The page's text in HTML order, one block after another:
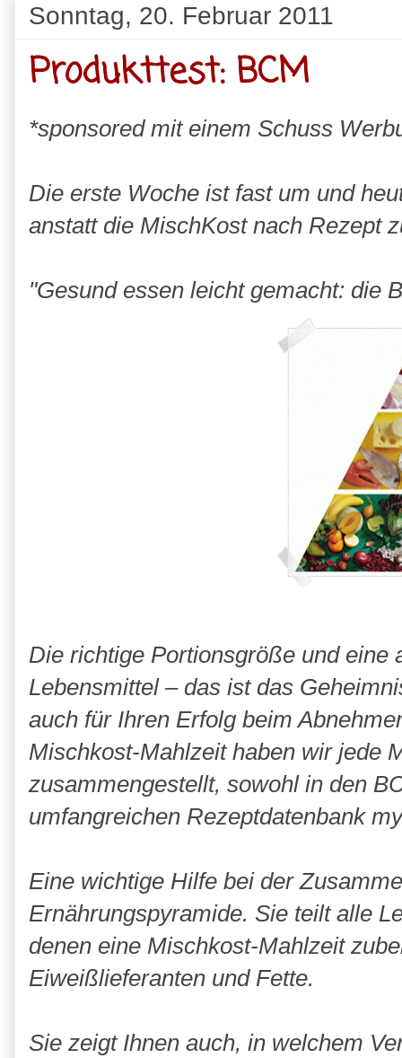
Sonntag, 20. Februar 2011
Produkttest: BCM
*sponsored mit einem Schuss
Die erste Woche ist fast um und
anstatt die MischKost nach Rezept
"Gesund essen leicht gemacht: die
Die richtige Portionsgröße und eine
Lebensmittel – das ist das
auch für Ihren Erfolg beim
Mischkost-Mahlzeit haben wir jede
zusammengestellt, sowohl in den
umfangreichen Rezeptdatenbank
Eine wichtige Hilfe bei der
Ernährungspyramide. Sie teilt alle
denen eine Mischkost-Mahlzeit
Eiweißlieferanten und Fette.
Sie zeigt Ihnen auch, in welchem